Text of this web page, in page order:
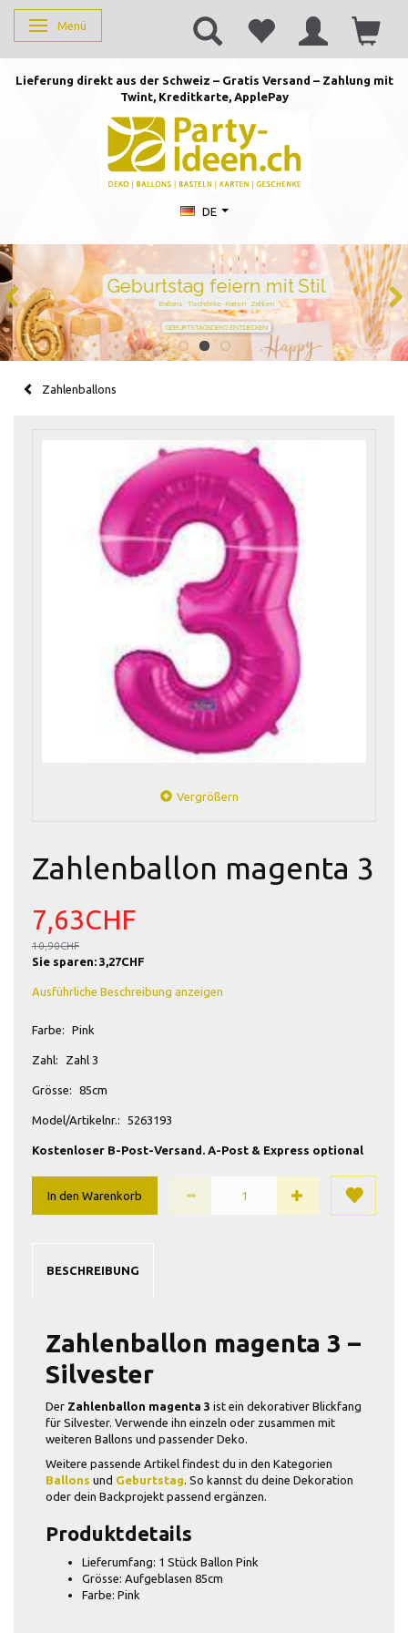
Anzeige ändern
Menü
Lieferung direkt aus der Schweiz – Gratis Versand – Zahlung mit
Twint, Kreditkarte, ApplePay
DE
Geburtstag feiern mit Stil
Ballons · Tischdeko · Karten · Zahlen
GEBURTSTAGSDEKO ENTDECKEN
Zahlenballons
Vergrößern
Zahlenballon magenta 3
7,63CHF
10,90CHF
Sie sparen: 3,27CHF
Ausführliche Beschreibung anzeigen
Farbe: Pink
Zahl: Zahl 3
Grösse: 85cm
Model/Artikelnr.: 5263193
Kostenloser B-Post-Versand. A-Post & Express optional
In den Warenkorb
BESCHREIBUNG
Zahlenballon magenta 3 –
Silvester
Der Zahlenballon magenta 3 ist ein dekorativer Blickfang
für Silvester. Verwende ihn einzeln oder zusammen mit
weiteren Ballons und passender Deko.
Weitere passende Artikel findest du in den Kategorien
Ballons und Geburtstag. So kannst du deine Dekoration
oder dein Backprojekt passend ergänzen.
Produktdetails
Lieferumfang: 1 Stück Ballon Pink
Grösse: Aufgeblasen 85cm
Farbe: Pink